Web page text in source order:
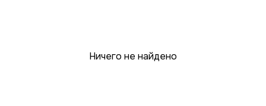
Ничего не найдено